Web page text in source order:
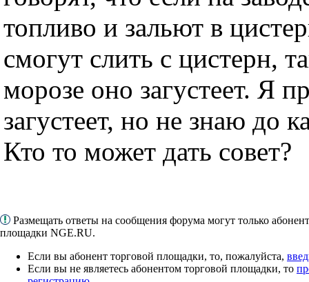
топливо и зальют в
смогут слить с цистерн,
морозе оно загустеет. Я
загустеет, но не знаю до
Кто то может дать совет?
Размещать ответы на сообщения форума могут только
площадки NGE.RU.
Если вы абонент торговой площадки, то, пожалуйста,
Если вы не являетесь абонентом торговой площадки, то